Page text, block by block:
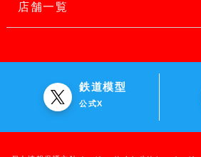
店舗一覧
鉄道模型
公式X